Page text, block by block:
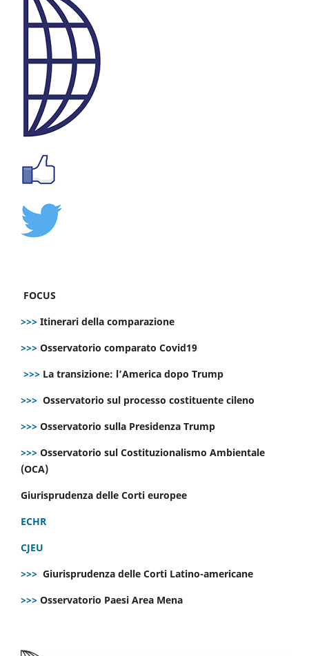
FOCUS
>>> Itinerari della comparazione
>>> Osservatorio comparato Covid19
>>> La transizione: l’America dopo Trump
>>> Osservatorio sul processo costituente cileno
>>> Osservatorio sulla Presidenza Trump
>>> Osservatorio sul Costituzionalismo Ambientale
(OCA)
Giurisprudenza delle Corti europee
ECHR
CJEU
>>> Giurisprudenza delle Corti Latino-americane
>>> Osservatorio Paesi Area Mena